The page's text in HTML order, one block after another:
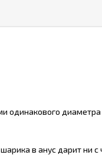
диаметра
в анус дарит